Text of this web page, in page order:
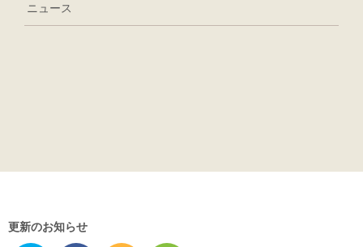
ニュース
更新のお知らせ